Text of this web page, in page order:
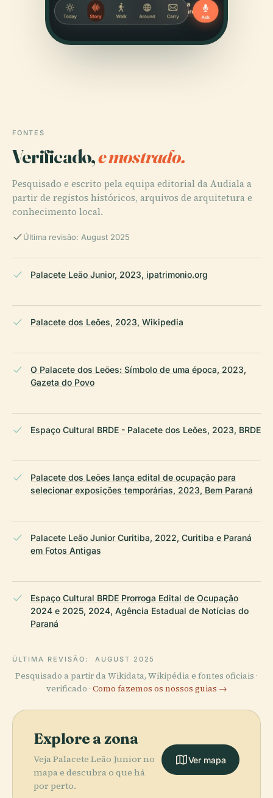
FONTES
Verificado,e mostrado.
Pesquisado e escrito pela equipa editorial da Audiala a
partir de registos históricos, arquivos de arquitetura e
conhecimento local.
Última revisão: August 2025
Palacete Leão Junior, 2023, ipatrimonio.org
Palacete dos Leões, 2023, Wikipedia
O Palacete dos Leões: Símbolo de uma época, 2023,
Gazeta do Povo
Espaço Cultural BRDE - Palacete dos Leões, 2023, BRDE
Palacete dos Leões lança edital de ocupação para
selecionar exposições temporárias, 2023, Bem Paraná
Palacete Leão Junior Curitiba, 2022, Curitiba e Paraná
em Fotos Antigas
Espaço Cultural BRDE Prorroga Edital de Ocupação
2024 e 2025, 2024, Agência Estadual de Notícias do
Paraná
ÚLTIMA REVISÃO: AUGUST 2025
Pesquisado a partir da Wikidata, Wikipédia e fontes oficiais ·
verificado · Como fazemos os nossos guias →
Explore a zona
Veja Palacete Leão Junior no
mapa e descubra o que há
por perto.
Ver mapa